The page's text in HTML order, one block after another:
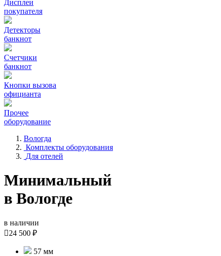
Дисплеи
покупателя
Детекторы
банкнот
Счетчики
банкнот
Кнопки вызова
официанта
Прочее
оборудование
Вологда
Комплекты оборудования
Для отелей
Минимальный
в Вологде
в наличии
24 500 ₽
57 мм